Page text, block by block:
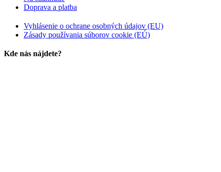
Doprava a platba
Vyhlásenie o ochrane osobných údajov (EU)
Zásady používania súborov cookie (EÚ)
Kde nás nájdete?